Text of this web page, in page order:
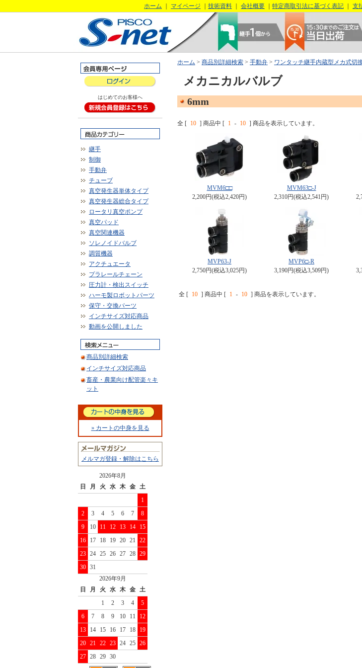
ホーム マイページ 技術資料 会社概要 特定商取引法に基づく表記 支
はじめてのお客様へ
継手
制御
手動弁
チューブ
真空発生器単体タイプ
真空発生器総合タイプ
ロータリ真空ポンプ
真空パッド
真空関連機器
ソレノイドバルブ
調質機器
アクチュエータ
プラレールチェーン
圧力計・検出スイッチ
ハーモ製ロボットパーツ
保守・交換パーツ
インチサイズ対応商品
動画を公開しました
商品別詳細検索
インチサイズ対応商品
畜産・農業向け配管楽々キ
ット
» カートの中身を見る
メルマガ登録・解除はこちら
2026年8月
日
月 火 水 木 金 土
1
2
3 4 5 6 7
8
9
10 11 12 13 14
15
16
17 18 19 20 21
22
23 24 25 26 27 28 29
30 31
2026年9月
日
月 火 水 木 金 土
1
2 3 4
5
6
7 8 9 10 11
12
13
14 15 16 17 18
19
20 21 22 23 24 25 26
27 28 29 30
ホーム > 商品別詳細検索 > 手動弁 > ワンタッチ継手内蔵型メカ式切
メカニカルバルブ
6mm
全 [ 10 ] 商品中 [ 1 - 10 ] 商品を表示しています。
MVM6□□
2,200円(税込2,420円)
MVM63□-J
2,310円(税込2,541円)
MVP63-J
2,750円(税込3,025円)
MVP6□-R
3,190円(税込3,509円)
全 [ 10 ] 商品中 [ 1 - 10 ] 商品を表示しています。